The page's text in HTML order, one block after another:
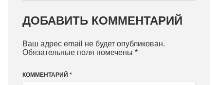
ДОБАВИТЬ КОММЕНТАРИЙ
Ваш адрес email не будет опубликован.
Обязательные поля помечены *
КОММЕНТАРИЙ *